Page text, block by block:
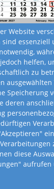
Website
sind
helfen,
zu
Speicherung
deren
diese